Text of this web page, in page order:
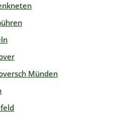
Münden